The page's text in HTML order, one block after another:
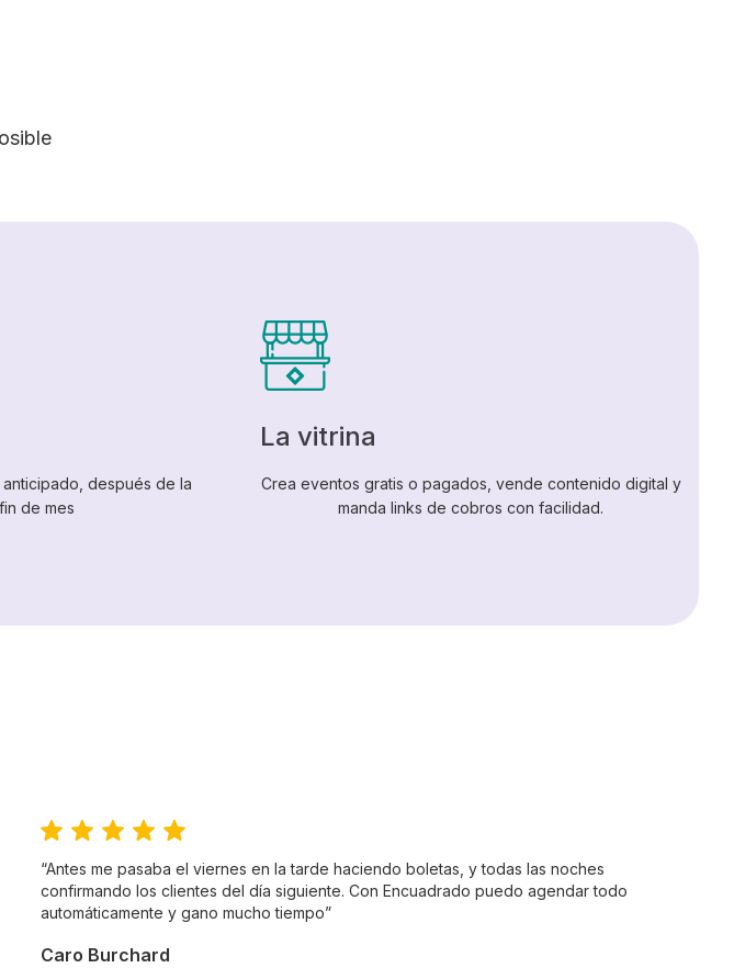
después de la
de mes
La vitrina
Crea eventos gratis o pagados, vende contenido digital y
manda links de cobros con facilidad.
“Antes me pasaba el viernes en la tarde haciendo boletas, y todas las noches
confirmando los clientes del día siguiente. Con Encuadrado puedo agendar todo
automáticamente y gano mucho tiempo”
Caro Burchard